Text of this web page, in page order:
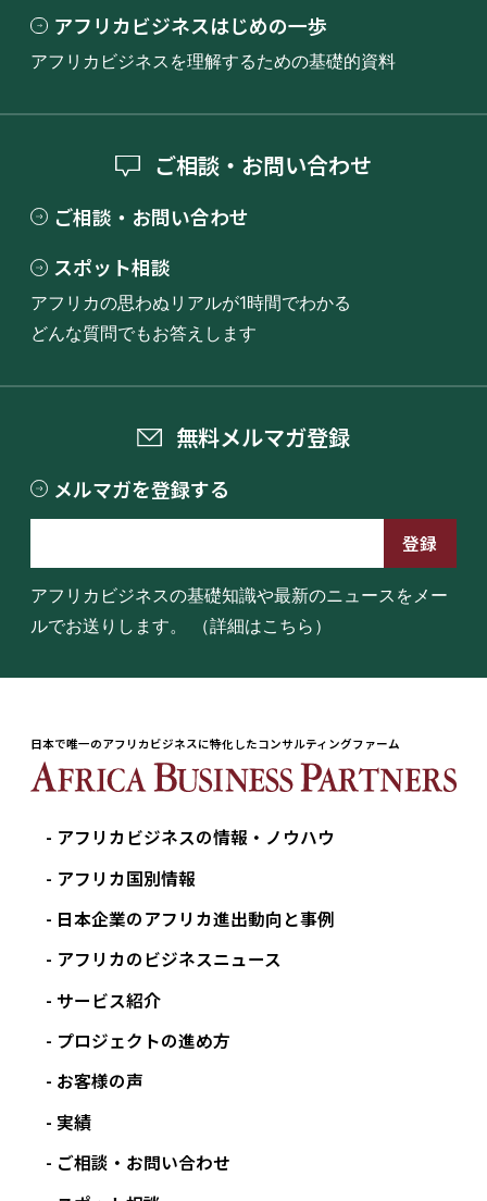
アフリカビジネスはじめの一歩
アフリカビジネスを理解するための基礎的資料
ご相談・お問い合わせ
ご相談・お問い合わせ
スポット相談
アフリカの思わぬリアルが1時間でわかる
どんな質問でもお答えします
無料メルマガ登録
メルマガを登録する
アフリカビジネスの基礎知識や最新のニュースをメー
ルでお送りします。
（詳細はこちら）
日本で唯一のアフリカビジネスに特化したコンサルティングファーム
アフリカビジネスの情報・ノウハウ
アフリカ国別情報
日本企業のアフリカ進出動向と事例
アフリカのビジネスニュース
サービス紹介
プロジェクトの進め方
お客様の声
実績
ご相談・お問い合わせ